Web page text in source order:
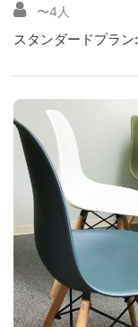
〜4人
スタンダードプラン: